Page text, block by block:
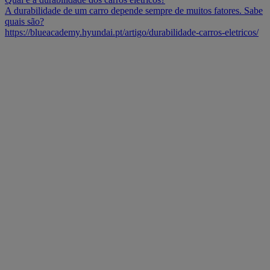
A durabilidade de um carro depende sempre de muitos fatores. Sabe
quais são?
https://blueacademy.hyundai.pt/artigo/durabilidade-carros-eletricos/